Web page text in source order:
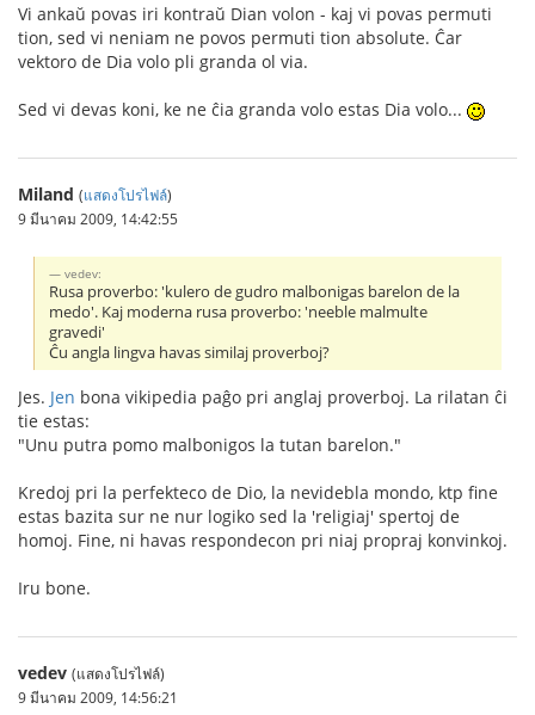
Vi ankaŭ povas iri kontraŭ Dian volon - kaj vi povas permuti
tion, sed vi neniam ne povos permuti tion absolute. Ĉar
vektoro de Dia volo pli granda ol via.
Sed vi devas koni, ke ne ĉia granda volo estas Dia volo...
Miland (แสดงโปรไฟล์)
9 มีนาคม 2009, 14:42:55
vedev:
Rusa proverbo: 'kulero de gudro malbonigas barelon de la
medo'. Kaj moderna rusa proverbo: 'neeble malmulte
gravedi'
Ĉu angla lingva havas similaj proverboj?
Jes. Jen bona vikipedia paĝo pri anglaj proverboj. La rilatan ĉi
tie estas:
"Unu putra pomo malbonigos la tutan barelon."
Kredoj pri la perfekteco de Dio, la nevidebla mondo, ktp fine
estas bazita sur ne nur logiko sed la 'religiaj' spertoj de
homoj. Fine, ni havas respondecon pri niaj propraj konvinkoj.
Iru bone.
vedev (แสดงโปรไฟล์)
9 มีนาคม 2009, 14:56:21